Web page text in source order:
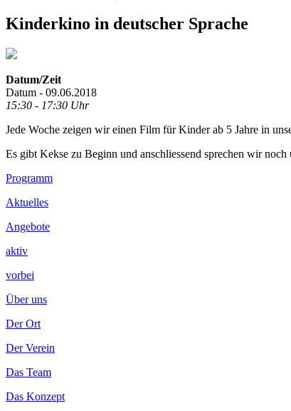
Kinderkino in deutscher Sprache
Datum/Zeit
Datum - 09.06.2018
15:30 - 17:30 Uhr
Jede Woche zeigen wir einen Film für Kinder ab 5 Jahre in
Es gibt Kekse zu Beginn und anschliessend sprechen wir noch
Footer
Inhalt
Programm
Aktuelles
Angebote
aktiv
vorbei
Über uns
Der Ort
Der Verein
Das Team
Das Konzept